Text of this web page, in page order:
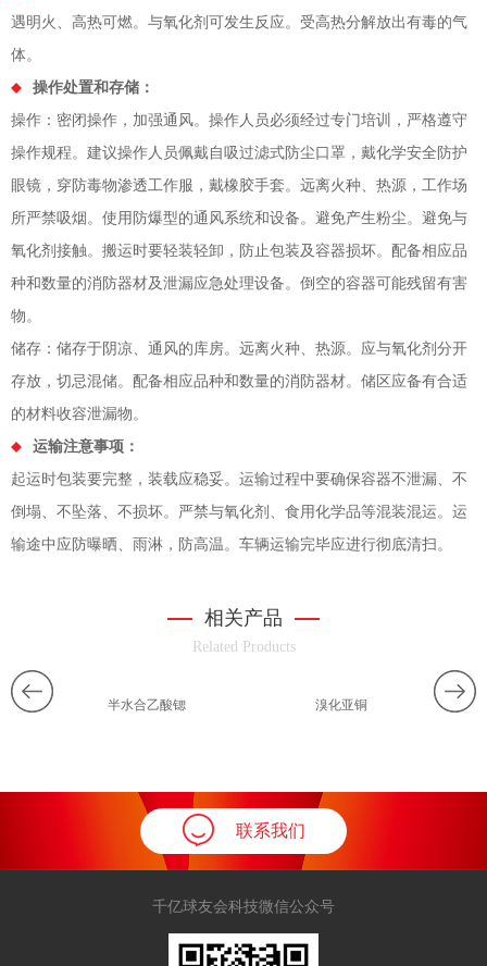
遇明火、高热可燃。与氧化剂可发生反应。受高热分解放出有毒的气
体。
操作处置和存储：
操作：密闭操作，加强通风。操作人员必须经过专门培训，严格遵守
操作规程。建议操作人员佩戴自吸过滤式防尘口罩，戴化学安全防护
眼镜，穿防毒物渗透工作服，戴橡胶手套。远离火种、热源，工作场
所严禁吸烟。使用防爆型的通风系统和设备。避免产生粉尘。避免与
氧化剂接触。搬运时要轻装轻卸，防止包装及容器损坏。配备相应品
种和数量的消防器材及泄漏应急处理设备。倒空的容器可能残留有害
物。
储存：储存于阴凉、通风的库房。远离火种、热源。应与氧化剂分开
存放，切忌混储。配备相应品种和数量的消防器材。储区应备有合适
的材料收容泄漏物。
运输注意事项：
起运时包装要完整，装载应稳妥。运输过程中要确保容器不泄漏、不
倒塌、不坠落、不损坏。严禁与氧化剂、食用化学品等混装混运。运
输途中应防曝晒、雨淋，防高温。车辆运输完毕应进行彻底清扫。
相关产品
Related Products
半水合乙酸锶 溴化亚铜
联系我们
千亿球友会科技微信公众号